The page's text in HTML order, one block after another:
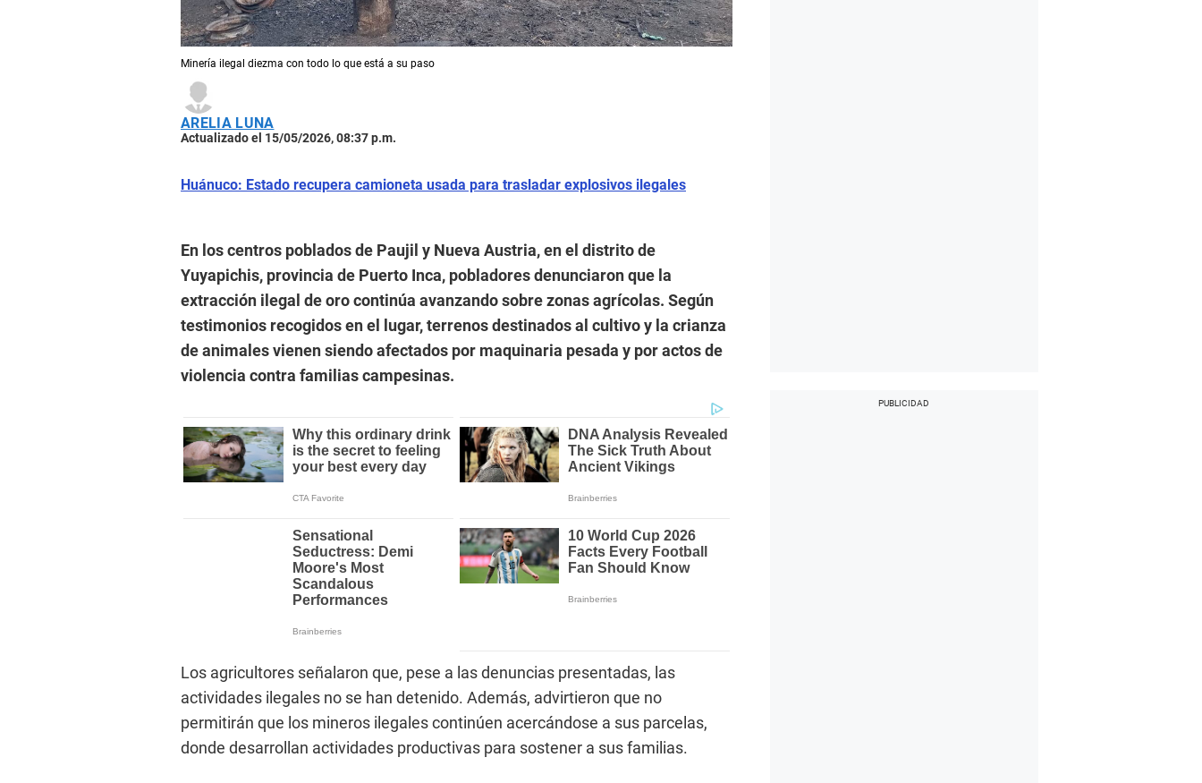
Minería ilegal diezma con todo lo que está a su paso
ARELIA LUNA
Actualizado el 15/05/2026, 08:37 p.m.
Huánuco: Estado recupera camioneta usada para trasladar explosivos ilegales
En los centros poblados de Paujil y Nueva Austria, en el distrito de
Yuyapichis, provincia de Puerto Inca, pobladores denunciaron que la
extracción ilegal de oro continúa avanzando sobre zonas agrícolas. Según
testimonios recogidos en el lugar, terrenos destinados al cultivo y la crianza
de animales vienen siendo afectados por maquinaria pesada y por actos de
violencia contra familias campesinas.
Los agricultores señalaron que, pese a las denuncias presentadas, las
actividades ilegales no se han detenido. Además, advirtieron que no
permitirán que los mineros ilegales continúen acercándose a sus parcelas,
donde desarrollan actividades productivas para sostener a sus familias.